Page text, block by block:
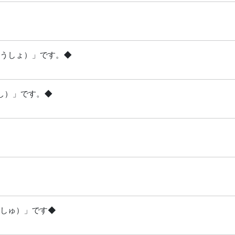
しょ）」です。◆
）」です。◆
ゅ）」です◆